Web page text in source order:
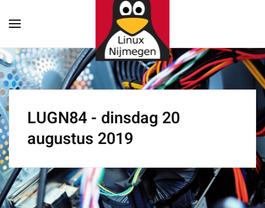
Terug naar hoofdinhoud
LUGN84 - dinsdag 20
augustus 2019